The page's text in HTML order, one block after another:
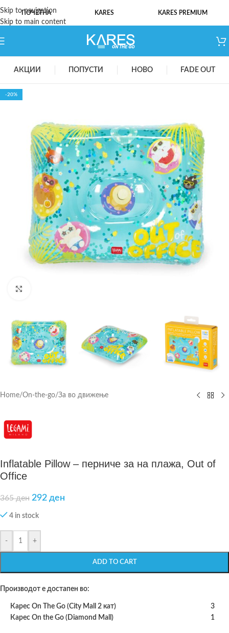
Skip to navigation
Skip to main content
ПОЧЕТНА KARES KARES PREMIUM
АКЦИИ ПОПУСТИ НОВО FADE OUT
-20%
Home/On-the-go/За во движење
Inflatable Pillow – перниче за на плажа, Out of
Office
365ден 292 ден
4 in stock
- +
ADD TO CART
Производот е достапен во:
Карес On The Go (City Mall 2 кат)
3
Карес On the Go (Diamond Mall)
1